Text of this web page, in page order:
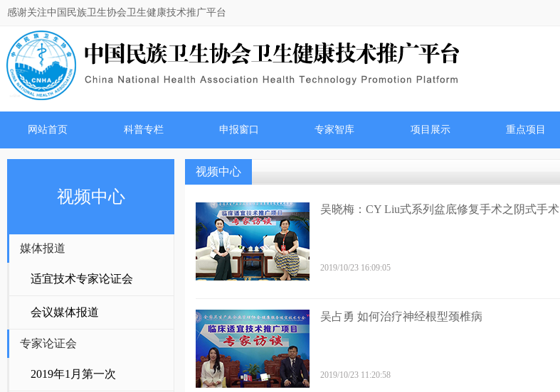
感谢关注中国民族卫生协会卫生健康技术推广平台
网站首页 科普专栏 申报窗口 专家智库 项目展示 重点项目
视频中心
媒体报道
适宜技术专家论证会
会议媒体报道
专家论证会
2019年1月第一次
视频中心
吴晓梅：CY Liu式系列盆底修复手术之阴式手术
2019/10/23 16:09:05
吴占勇 如何治疗神经根型颈椎病
2019/10/23 11:20:58